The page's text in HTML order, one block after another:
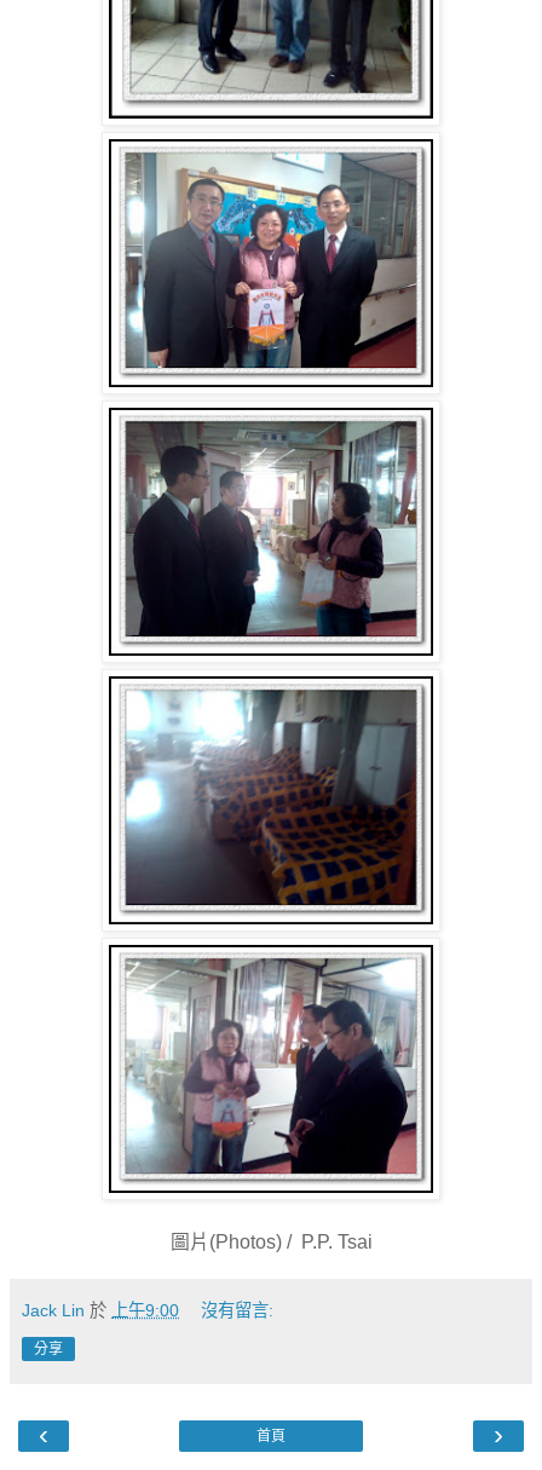
圖片(Photos) / P.P. Tsai
Jack Lin 於 上午9:00 沒有留言:
分享
‹ ›
首頁